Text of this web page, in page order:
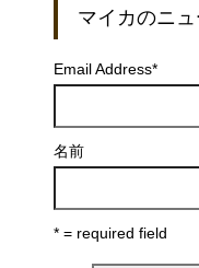
マイカのニ
Email Address*
名前
* = required field